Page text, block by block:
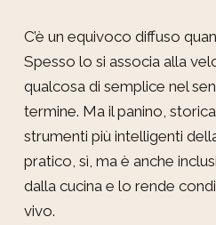
C’è un equivoco diffuso
Spesso lo si associa alla
qualcosa di semplice nel
termine. Ma il panino,
strumenti più intelligenti
pratico, sì, ma è anche
dalla cucina e lo rende
vivo.